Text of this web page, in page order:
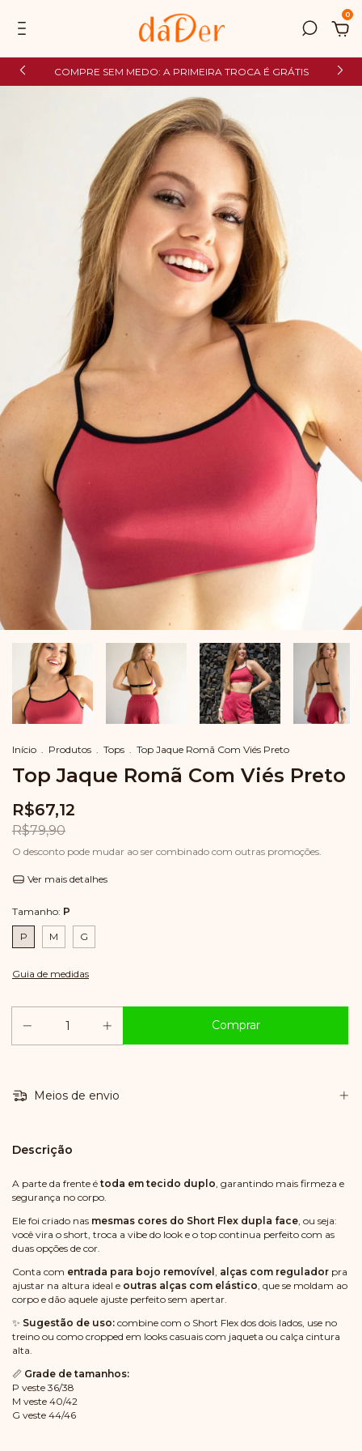
0
COMPRE SEM MEDO: A PRIMEIRA TROCA É GRÁTIS
Início . Produtos . Tops . Top Jaque Romã Com Viés Preto
Top Jaque Romã Com Viés Preto
R$67,12
R$79,90
O desconto pode mudar ao ser combinado com outras promoções.
Ver mais detalhes
Tamanho: P
P M G
Guia de medidas
Meios de envio
Descrição
A parte da frente é toda em tecido duplo , garantindo mais firmeza e
segurança no corpo.
Ele foi criado nas mesmas cores do Short Flex dupla face , ou seja:
você vira o short, troca a vibe do look e o top continua perfeito com as
duas opções de cor.
Conta com entrada para bojo removível alças com regulador pra
ajustar na altura ideal e outras alças com elástico , que se moldam ao
corpo e dão aquele ajuste perfeito sem apertar.
✨ Sugestão de uso: combine com o Short Flex dos dois lados, use no
treino ou como cropped em looks casuais com jaqueta ou calça cintura
alta.
📏 Grade de tamanhos:
P veste 36/38
M veste 40/42
G veste 44/46